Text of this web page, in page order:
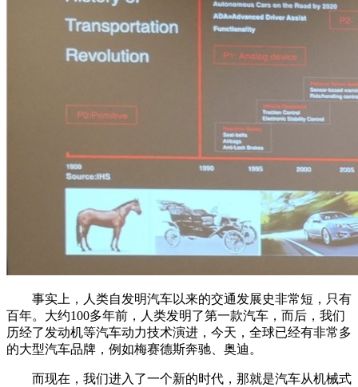
事实上，人类自发明汽车以来的交通发展史非常短，只有
百年。大约100多年前，人类发明了第一款汽车，而后，我们
历经了发动机等汽车动力技术演进，今天，全球已经有非常多
的大型汽车品牌，例如梅赛德斯奔驰、奥迪。
而现在，我们进入了一个新的时代，那就是汽车从机械式